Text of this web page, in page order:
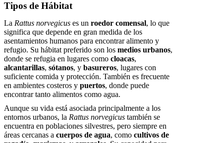
Tipos de Hábitat
La Rattus norvegicus es un roedor comensal, lo que
significa que depende en gran medida de los
asentamientos humanos para encontrar alimento y
refugio. Su hábitat preferido son los medios urbanos,
donde se refugia en lugares como cloacas,
alcantarillas, sótanos, y basureros, lugares con
suficiente comida y protección. También es frecuente
en ambientes costeros y puertos, donde puede
encontrar tanto alimentos como agua.
Aunque su vida está asociada principalmente a los
entornos urbanos, la Rattus norvegicus también se
encuentra en poblaciones silvestres, pero siempre en
áreas cercanas a cuerpos de agua, como cultivos de